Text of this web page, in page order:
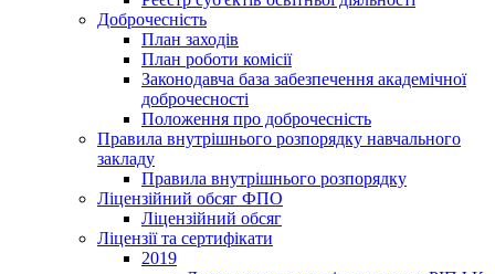
Доброчесність
План заходів
План роботи комісії
Законодавча база забезпечення академічної
доброчесності
Положення про доброчесність
Правила внутрішнього розпорядку навчального
закладу
Правила внутрішнього розпорядку
Ліцензійний обсяг ФПО
Ліцензійний обсяг
Ліцензії та сертифікати
2019